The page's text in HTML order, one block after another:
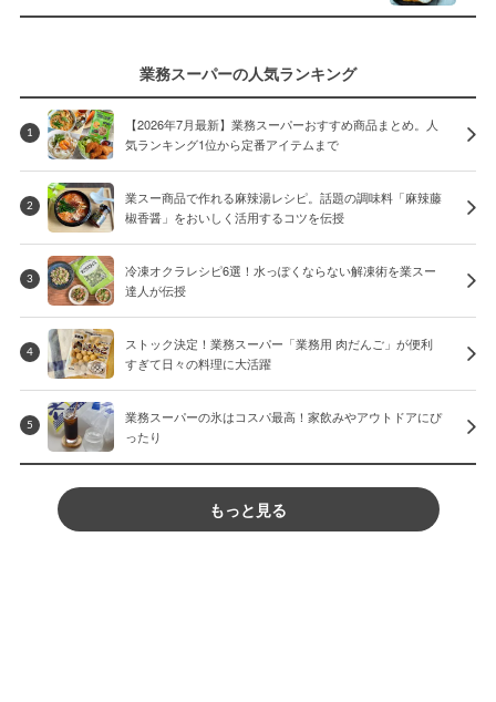
業務スーパーの人気ランキング
1
【2026年7月最新】業務スーパーおすすめ商品まとめ。人
気ランキング1位から定番アイテムまで
2
業スー商品で作れる麻辣湯レシピ。話題の調味料「麻辣藤
椒香醤」をおいしく活用するコツを伝授
3
冷凍オクラレシピ6選！水っぽくならない解凍術を業スー
達人が伝授
4
ストック決定！業務スーパー「業務用 肉だんご」が便利
すぎて日々の料理に大活躍
5
業務スーパーの氷はコスパ最高！家飲みやアウトドアにぴ
ったり
もっと見る